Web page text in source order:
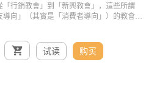
试读 购买